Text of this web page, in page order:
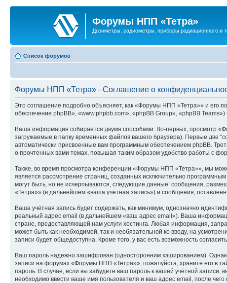
Форумы НПП «Тетра»
Дозиметры, радиометры, приборы радиационного и
Список форумов
Форумы НПП «Тетра» - Соглашение о
Это соглашение подробно объясняет, как «Форумы НПП «Тетра»» и
обеспечение phpBB», «www.phpbb.com», «phpBB Group», «phpBB
Ваша информация собирается двумя способами. Во-первых, просмотр
загружаемые в папку временных файлов вашего браузера). Первые две
автоматически присвоенные вам программным обеспечением phpBB.
о прочтенных вами темах, повышая таким образом удобство работы с
Также, во время просмотра конференции «Форумы НПП «Тетра»», мы
является рассмотрение страниц, созданных исключительно
могут быть, но не исчерпываются, следующие данные: сообщения,
«Тетра»» (в дальнейшем «ваша учётная запись») и сообщения,
Ваша учётная запись будет содержать, как минимум, однозначно
реальный адрес email (в дальнейшем «ваш адрес email»). Ваша
стране, предоставляющей нам услуги хостинга. Любая информация,
может быть как необходимой, так и необязательной ко вводу, на
записи будет общедоступна. Кроме того, у вас есть возможность
Ваш пароль надежно зашифрован (односторонним хэшированием).
записи на форумах «Форумы НПП «Тетра»», пожалуйста, храните его в
пароль. В случае, если вы забудете ваш пароль к вашей учётной
необходимо ввести ваше имя пользователя и ваш адрес email, после